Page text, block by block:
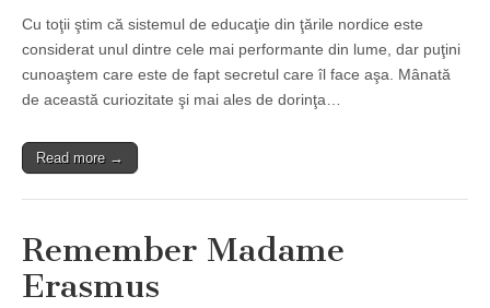
Cu toţii ştim că sistemul de educaţie din ţările nordice este
considerat unul dintre cele mai performante din lume, dar puţini
cunoaştem care este de fapt secretul care îl face aşa. Mânată
de această curiozitate şi mai ales de dorinţa…
Read more →
Remember Madame
Erasmus